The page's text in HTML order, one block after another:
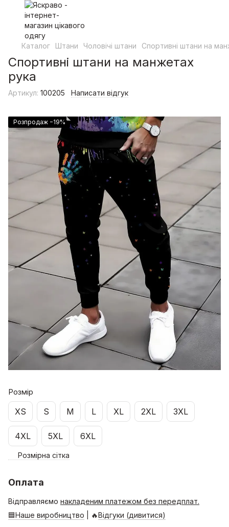
Каталог Штани Чоловічі штани Спортивні штани на
Спортивні штани на манжетах
рука
Артикул: 100205 Написати відгук
Розпродаж −19%
Розмір
XS S M L XL 2XL 3XL
4XL 5XL 6XL
Розмірна сітка
Оплата
Відправляємо накладеним платежом без передплат.
🟦Наше виробництво | 🔥Відгуки (дивитися)